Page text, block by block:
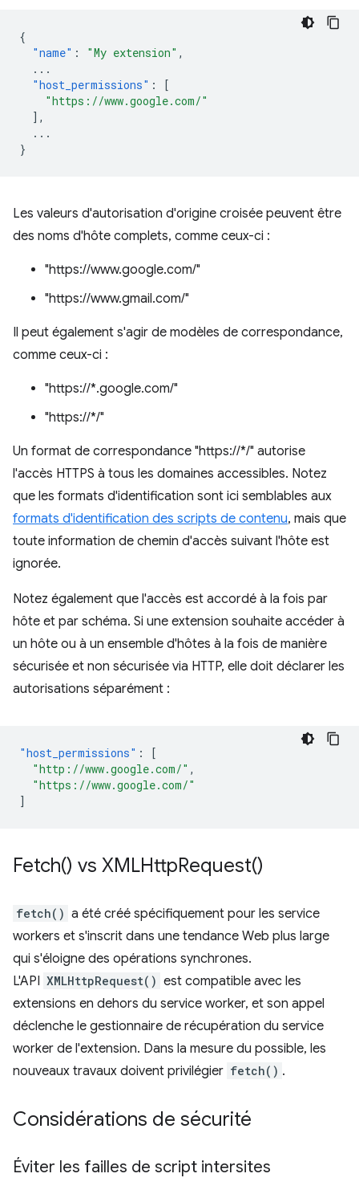
{
"name" : "My extension" ,
...
"host_permissions" :
[
"https://www.google.com/"
],
...
}
Les valeurs d'autorisation d'origine croisée peuvent être
des noms d'hôte complets, comme ceux-ci :
"https://www.google.com/"
"https://www.gmail.com/"
Il peut également s'agir de modèles de correspondance,
comme ceux-ci :
"https://*.google.com/"
"https://*/"
Un format de correspondance "https://*/" autorise
l'accès HTTPS à tous les domaines accessibles. Notez
que les formats d'identification sont ici semblables aux
formats d'identification des scripts de contenu, mais que
toute information de chemin d'accès suivant l'hôte est
ignorée.
Notez également que l'accès est accordé à la fois par
hôte et par schéma. Si une extension souhaite accéder à
un hôte ou à un ensemble d'hôtes à la fois de manière
sécurisée et non sécurisée via HTTP, elle doit déclarer les
autorisations séparément :
"host_permissions" :
[
"http://www.google.com/" ,
"https://www.google.com/"
]
Fetch() vs XMLHttpRequest()
fetch() a été créé spécifiquement pour les service
workers et s'inscrit dans une tendance Web plus large
qui s'éloigne des opérations synchrones.
L'API XMLHttpRequest() est compatible avec les
extensions en dehors du service worker, et son appel
déclenche le gestionnaire de récupération du service
worker de l'extension. Dans la mesure du possible, les
nouveaux travaux doivent privilégier fetch() .
Considérations de sécurité
Éviter les failles de script intersites